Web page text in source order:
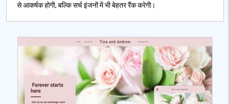
से आकर्षक होगी, बल्कि सर्च इंजनों में भी बेहतर रैंक करेगी।